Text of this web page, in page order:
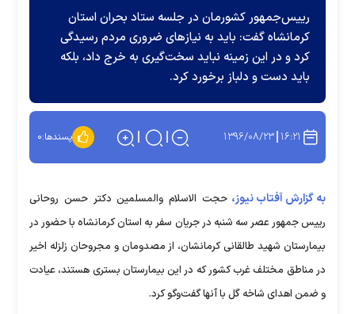
رییس‌جمهور کشورمان در جلسه ستاد بحران استان
کرمانشاه گفت: باید به نیازهای ضروری مردم رسیدگی
کرد و در این زمینه نباید سخت‌گیری به خرج داد، بلکه
باید دست و دلباز برخورد کرد.
۱۶:۲۱ ۱۳۹۶/۰۸/۲۳ پسندها:۰
به گزارش آفتاب نیوز، حجت الاسلام والمسلمین دکتر حسن روحانی
رییس جمهور عصر سه شنبه در جریان سفر به استان کرمانشاه با حضور در
بیمارستان شهید طالقانی کرمانشان، از مصدومان و مجروحان زلزله اخیر
در مناطق مختلف غرب کشور که در این بیمارستان بستری هستند، عیادت
و ضمن اهدای شاخه گل با آنها گفت‌وگو کرد.